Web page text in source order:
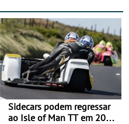
Sidecars podem regressar
ao Isle of Man TT em 2027